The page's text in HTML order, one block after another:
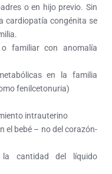
o en hijo previo. Sin
cardiopatía congénita se
familiar con anomalía
en la familia
fenilcetonuria)
intrauterino
el bebé – no del corazón-
cantidad del líquido